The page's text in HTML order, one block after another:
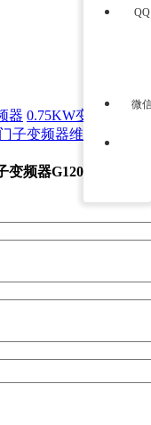
器 0.75KW变频器
子变频器维修-精一
频器G120|西门子通
微